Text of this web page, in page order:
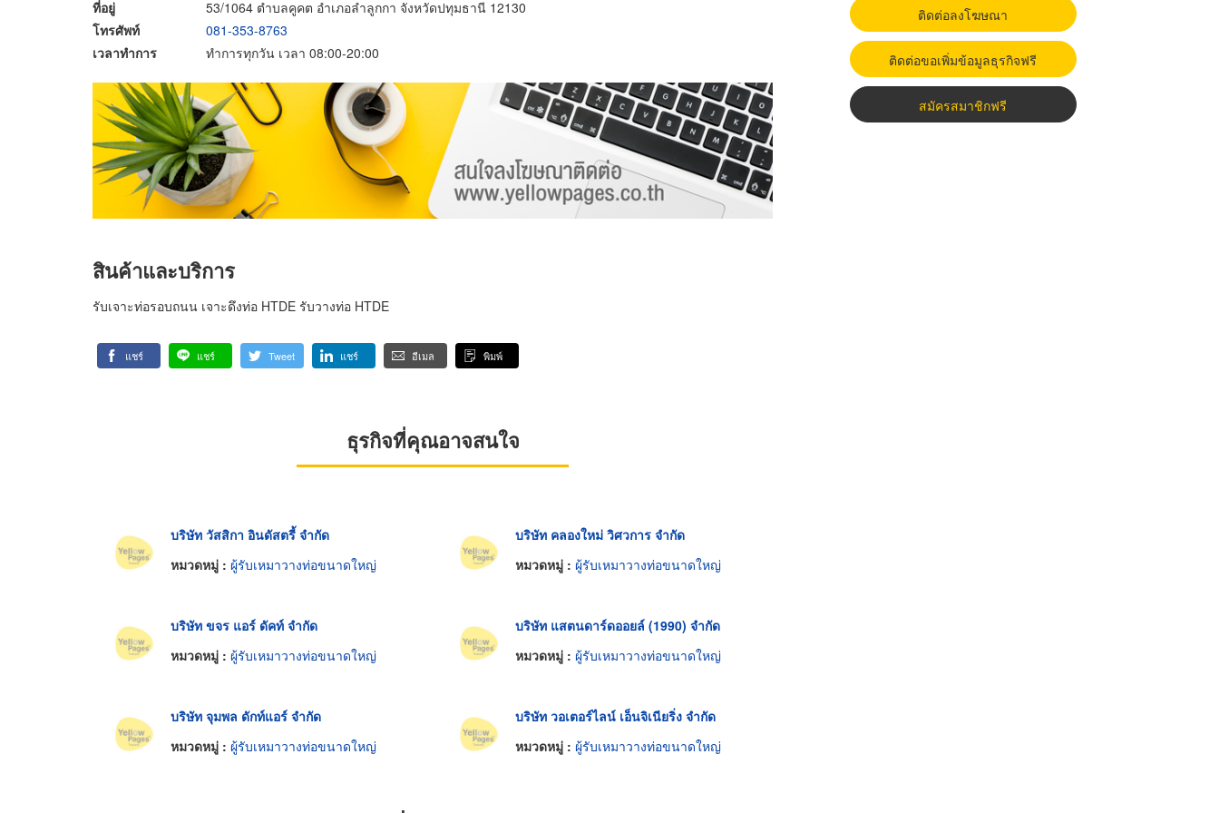
ที่อยู่
53/1064 ตำบลคูคต อำเภอลำลูกกา จังหวัดปทุมธานี 12130
โทรศัพท์
081-353-8763
เวลาทำการ
ทำการทุกวัน เวลา 08:00-20:00
สินค้าและบริการ
รับเจาะท่อรอบถนน เจาะดึงท่อ HTDE รับวางท่อ HTDE
แชร์ แชร์ Tweet แชร์ อีเมล พิมพ์
ธุรกิจที่คุณอาจสนใจ
บริษัท วัสสิกา อินดัสตรี้ จำกัด
หมวดหมู่ : ผู้รับเหมาวางท่อขนาดใหญ่
บริษัท คลองใหม่ วิศวการ จำกัด
หมวดหมู่ : ผู้รับเหมาวางท่อขนาดใหญ่
บริษัท ขจร แอร์ ดัคท์ จำกัด
หมวดหมู่ : ผู้รับเหมาวางท่อขนาดใหญ่
บริษัท แสตนดาร์ดออยล์ (1990) จำกัด
หมวดหมู่ : ผู้รับเหมาวางท่อขนาดใหญ่
บริษัท จุมพล ดักท์แอร์ จำกัด
หมวดหมู่ : ผู้รับเหมาวางท่อขนาดใหญ่
บริษัท วอเตอร์ไลน์ เอ็นจิเนียริ่ง จำกัด
หมวดหมู่ : ผู้รับเหมาวางท่อขนาดใหญ่
ติดต่อลงโฆษณา
ติดต่อขอเพิ่มข้อมูลธุรกิจฟรี
สมัครสมาชิกฟรี